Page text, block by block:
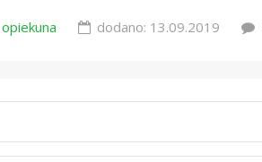
dodano: 13.09.2019